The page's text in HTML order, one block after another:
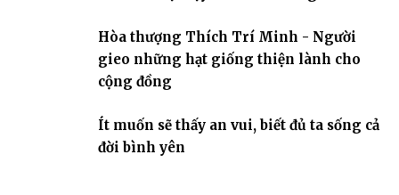
Hòa thượng Thích Trí Minh - Người
gieo những hạt giống thiện lành cho
cộng đồng
Ít muốn sẽ thấy an vui, biết đủ ta sống cả
đời bình yên